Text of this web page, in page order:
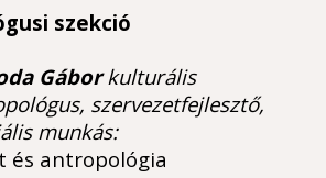
szekció
Gáborkulturális
szervezetfejlesztő,
munkás:
és antropológia